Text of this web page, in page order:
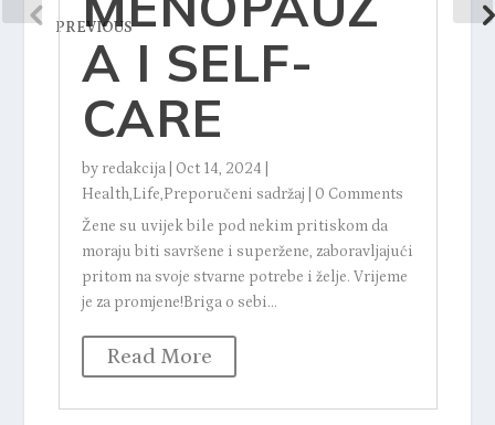
PREVIOUS
A I SELF-
CARE
by redakcija Oct 14, 2024
Health,Life,Preporučeni sadržaj
0 Comments
Žene su uvijek bile pod nekim pritiskom da
moraju biti savršene i superžene, zaboravljajući
pritom na svoje stvarne potrebe i želje. Vrijeme
je za promjene!Briga o sebi...
Read More